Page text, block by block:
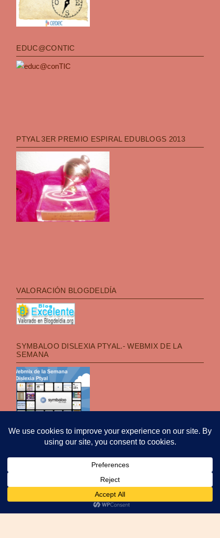
EDUC@CONTIC
PTYAL 3ER PREMIO ESPIRAL EDUBLOGS 2013
VALORACIÓN BLOGDELDÍA
SYMBALOO DISLEXIA PTYAL.- WEBMIX DE LA
SEMANA
FUNCIONA CON WORDPRESS
PRO THEME DESIGN